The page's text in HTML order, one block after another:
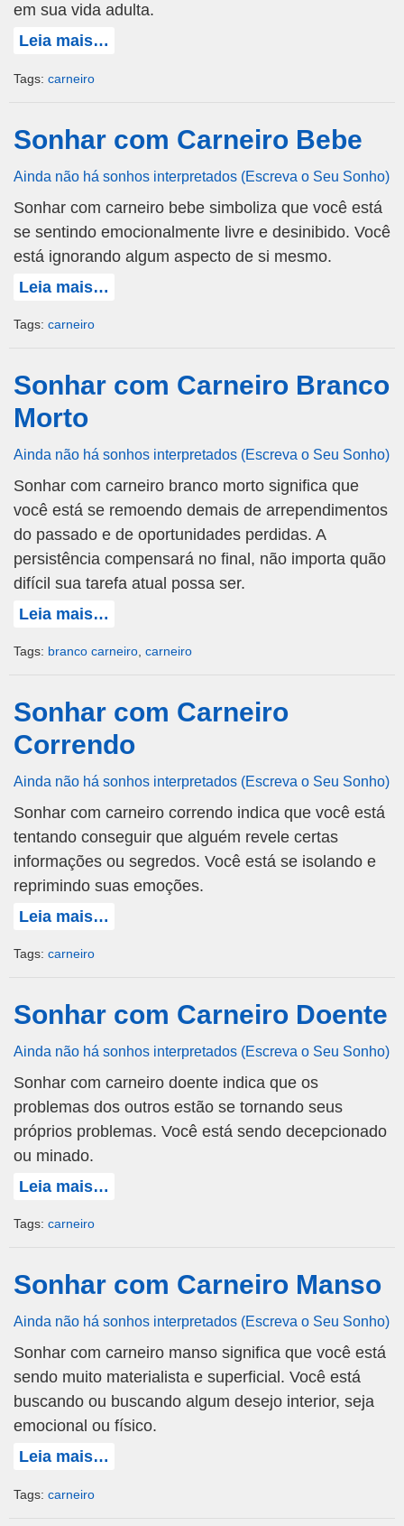
em sua vida adulta.
Leia mais…
Tags: carneiro
Sonhar com Carneiro Bebe
Ainda não há sonhos interpretados (Escreva o Seu Sonho)
Sonhar com carneiro bebe simboliza que você está
se sentindo emocionalmente livre e desinibido. Você
está ignorando algum aspecto de si mesmo.
Leia mais…
Tags: carneiro
Sonhar com Carneiro Branco
Morto
Ainda não há sonhos interpretados (Escreva o Seu Sonho)
Sonhar com carneiro branco morto significa que
você está se remoendo demais de arrependimentos
do passado e de oportunidades perdidas. A
persistência compensará no final, não importa quão
difícil sua tarefa atual possa ser.
Leia mais…
Tags: branco carneiro carneiro
Sonhar com Carneiro
Correndo
Ainda não há sonhos interpretados (Escreva o Seu Sonho)
Sonhar com carneiro correndo indica que você está
tentando conseguir que alguém revele certas
informações ou segredos. Você está se isolando e
reprimindo suas emoções.
Leia mais…
Tags: carneiro
Sonhar com Carneiro Doente
Ainda não há sonhos interpretados (Escreva o Seu Sonho)
Sonhar com carneiro doente indica que os
problemas dos outros estão se tornando seus
próprios problemas. Você está sendo decepcionado
ou minado.
Leia mais…
Tags: carneiro
Sonhar com Carneiro Manso
Ainda não há sonhos interpretados (Escreva o Seu Sonho)
Sonhar com carneiro manso significa que você está
sendo muito materialista e superficial. Você está
buscando ou buscando algum desejo interior, seja
emocional ou físico.
Leia mais…
Tags: carneiro